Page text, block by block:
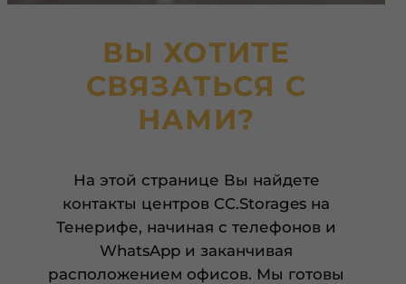
ВЫ ХОТИТЕ
СВЯЗАТЬСЯ С
НАМИ?
На этой странице Вы найдете
контакты центров CC.Storages на
Тенерифе, начиная с телефонов и
WhatsApp и заканчивая
расположением офисов. Мы готовы